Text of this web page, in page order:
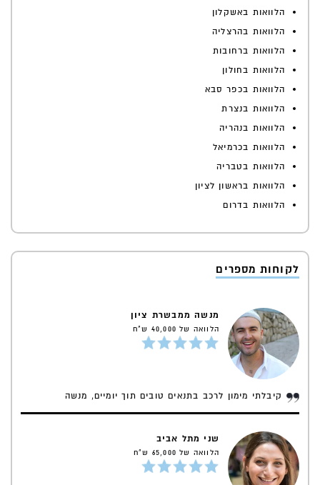
הלוואות באשקלון
הלוואות בהרצליה
הלוואות ברחובות
הלוואות בחולון
הלוואות בכפר סבא
הלוואות בנצרת
הלוואות בנהריה
הלוואות בכרמיאל
הלוואות בטבריה
הלוואות בראשון לציון
הלוואות בדרום
לקוחות מספרים
מנשה ממבשרת ציון
הלוואה של 40,000 ש"ח
קיבלתי מימון לרכב בתנאים טובים תוך יומיים, מנשה
שני מתל אביב
הלוואה של 65,000 ש"ח